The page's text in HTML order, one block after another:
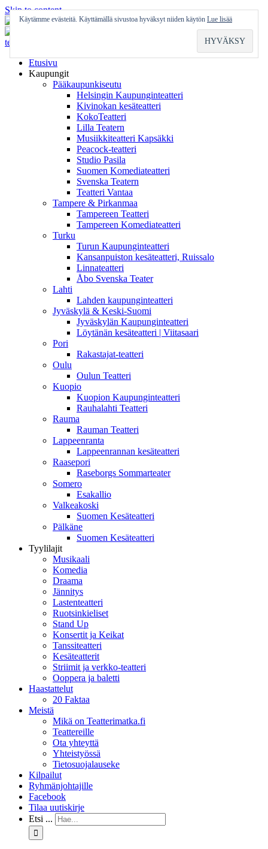
Skip to content
Etusivu
Kaupungit
Pääkaupunkiseutu
Helsingin Kaupunginteatteri
Kivinokan kesäteatteri
KokoTeatteri
Lilla Teatern
Musiikkiteatteri Kapsäkki
Peacock-teatteri
Studio Pasila
Suomen Komediateatteri
Svenska Teatern
Teatteri Vantaa
Tampere & Pirkanmaa
Tampereen Teatteri
Tampereen Komediateatteri
Turku
Turun Kaupunginteatteri
Kansanpuiston kesäteatteri, Ruissalo
Linnateatteri
Åbo Svenska Teater
Lahti
Lahden kaupunginteatteri
Jyväskylä & Keski-Suomi
Jyväskylän Kaupunginteatteri
Löytänän kesäteatteri | Viitasaari
Pori
Rakastajat-teatteri
Oulu
Oulun Teatteri
Kuopio
Kuopion Kaupunginteatteri
Rauhalahti Teatteri
Rauma
Rauman Teatteri
Lappeenranta
Lappeenrannan kesäteatteri
Raasepori
Raseborgs Sommarteater
Somero
Esakallio
Valkeakoski
Suomen Kesäteatteri
Pälkäne
Suomen Kesäteatteri
Tyylilajit
Musikaali
Komedia
Draama
Jännitys
Lastenteatteri
Ruotsinkieliset
Stand Up
Konsertit ja Keikat
Tanssiteatteri
Kesäteatterit
Striimit ja verkko-teatteri
Ooppera ja baletti
Haastattelut
20 Faktaa
Meistä
Mikä on Teatterimatka.fi
Teattereille
Ota yhteyttä
Yhteistyössä
Tietosuojalauseke
Kilpailut
Ryhmänjohtajille
Facebook
Tilaa uutiskirje
Etsi ...
Käytämme evästeitä. Käyttämällä sivustoa hyväksyt niiden käytön Lue lisää